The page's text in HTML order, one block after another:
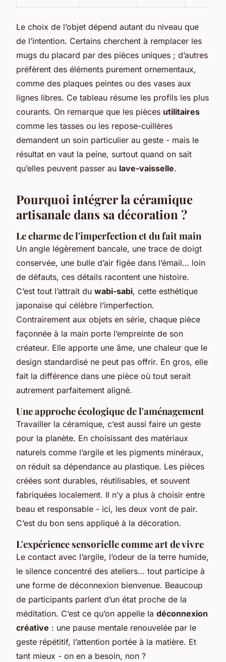
Le choix de l’objet dépend autant du niveau que
de l’intention. Certains cherchent à remplacer les
mugs du placard par des pièces uniques ; d’autres
préfèrent des éléments purement ornementaux,
comme des plaques peintes ou des vases aux
lignes libres. Ce tableau résume les profils les plus
courants. On remarque que les pièces utilitaires
comme les tasses ou les repose-cuillères
demandent un soin particulier au geste - mais le
résultat en vaut la peine, surtout quand on sait
qu’elles peuvent passer au lave-vaisselle.
Pourquoi intégrer la céramique
artisanale dans sa décoration ?
Le charme de l'imperfection et du fait main
Un angle légèrement bancale, une trace de doigt
conservée, une bulle d’air figée dans l’émail… loin
de défauts, ces détails racontent une histoire.
C’est tout l’attrait du wabi-sabi, cette esthétique
japonaise qui célèbre l’imperfection.
Contrairement aux objets en série, chaque pièce
façonnée à la main porte l’empreinte de son
créateur. Elle apporte une âme, une chaleur que le
design standardisé ne peut pas offrir. En gros, elle
fait la différence dans une pièce où tout serait
autrement parfaitement aligné.
Une approche écologique de l'aménagement
Travailler la céramique, c’est aussi faire un geste
pour la planète. En choisissant des matériaux
naturels comme l’argile et les pigments minéraux,
on réduit sa dépendance au plastique. Les pièces
créées sont durables, réutilisables, et souvent
fabriquées localement. Il n’y a plus à choisir entre
beau et responsable - ici, les deux vont de pair.
C’est du bon sens appliqué à la décoration.
L'expérience sensorielle comme art de vivre
Le contact avec l’argile, l’odeur de la terre humide,
le silence concentré des ateliers… tout participe à
une forme de déconnexion bienvenue. Beaucoup
de participants parlent d’un état proche de la
méditation. C’est ce qu’on appelle la déconnexion
créative : une pause mentale renouvelée par le
geste répétitif, l’attention portée à la matière. Et
tant mieux - on en a besoin, non ?